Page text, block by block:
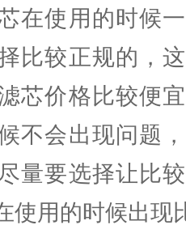
在使用的时候
比较正规的，
芯价格比较便
不会出现问题
量要选择让比
使用的时候出现